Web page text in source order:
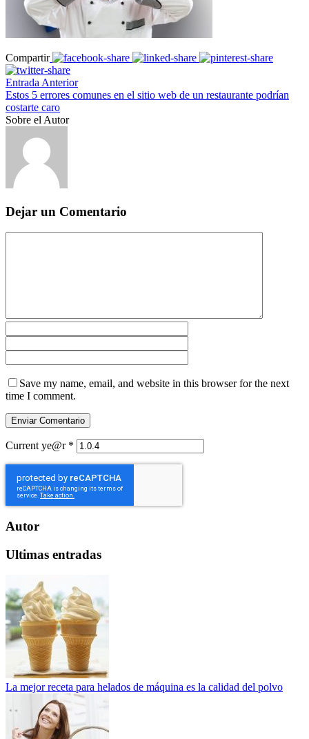
Compartir
Entrada Anterior
Estos 5 errores comunes en el sitio web de un restaurante podrían
costarte caro
Sobre el Autor
Dejar un Comentario
Save my name, email, and website in this browser for the next
time I comment.
Current ye@r *
Autor
Ultimas entradas
La mejor receta para helados de máquina es la calidad del polvo